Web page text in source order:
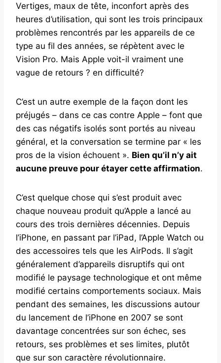
Vertiges, maux de tête, inconfort après des
heures d’utilisation, qui sont les trois principaux
problèmes rencontrés par les appareils de ce
type au fil des années, se répètent avec le
Vision Pro. Mais Apple voit-il vraiment une
vague de retours ? en difficulté?
C’est un autre exemple de la façon dont les
préjugés – dans ce cas contre Apple – font que
des cas négatifs isolés sont portés au niveau
général, et la conversation se termine par « les
pros de la vision échouent ». Bien qu’il n’y ait
aucune preuve pour étayer cette affirmation.
C’est quelque chose qui s’est produit avec
chaque nouveau produit qu’Apple a lancé au
cours des trois dernières décennies. Depuis
l’iPhone, en passant par l’iPad, l’Apple Watch ou
des accessoires tels que les AirPods. Il s’agit
généralement d’appareils disruptifs qui ont
modifié le paysage technologique et ont même
modifié certains comportements sociaux. Mais
pendant des semaines, les discussions autour
du lancement de l’iPhone en 2007 se sont
davantage concentrées sur son échec, ses
retours, ses problèmes et ses limites, plutôt
que sur son caractère révolutionnaire.